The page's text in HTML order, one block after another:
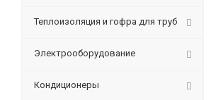
Теплоизоляция и гофра для труб
Электрооборудование
Кондиционеры